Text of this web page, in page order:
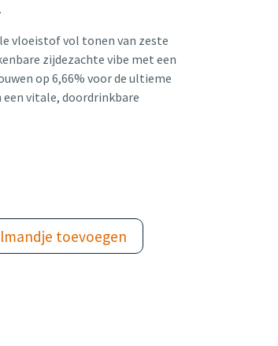
vloeistof vol tonen van zeste
zijdezachte vibe met een
op 6,66% voor de ultieme
vitale, doordrinkbare
toevoegen